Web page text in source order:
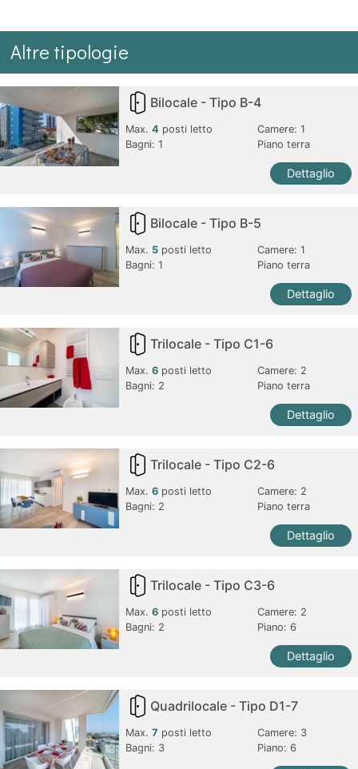
Altre tipologie
Bilocale - Tipo B-4
Max.4 posti letto Camere:1
Bagni:1 Piano terra
Dettaglio
Bilocale - Tipo B-5
Max. 5 posti letto Camere:1
Bagni:1 Piano terra
Dettaglio
Trilocale - Tipo C1-6
Max.6 posti letto Camere: 2
Bagni: 2 Piano terra
Dettaglio
Trilocale - Tipo C2-6
Max.6 posti letto Camere: 2
Bagni: 2 Piano terra
Dettaglio
Trilocale - Tipo C3-6
Max.6 posti letto Camere: 2
Bagni: 2 Piano: 6
Dettaglio
Quadrilocale - Tipo D1-7
Max.7 posti letto Camere: 3
Bagni: 3 Piano: 6